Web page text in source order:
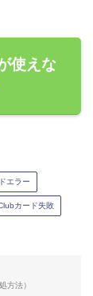
使えな
エラー
カード失敗
方法）